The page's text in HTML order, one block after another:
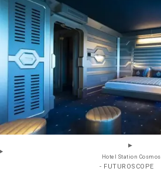
Hotel Station Cosmos
- FUTUROSCOPE